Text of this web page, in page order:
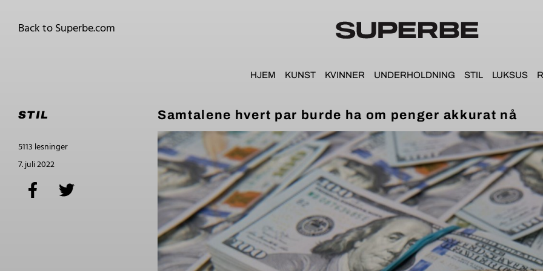
Back to Superbe.com
HJEM KUNST KVINNER UNDERHOLDNING STIL LUKSUS
Samtalene hvert par burde ha om penger akkurat nå
STIL
5113 lesninger
7. juli 2022